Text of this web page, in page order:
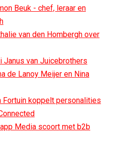
Beuk - chef, leraar en
van den Hombergh over
Janus van Juicebrothers
de Lanoy Meijer en Nina
Fortuin koppelt personalities
Media scoort met b2b